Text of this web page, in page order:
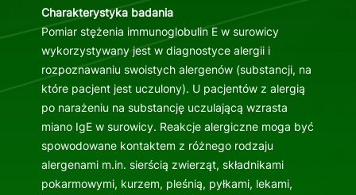
Charakterystyka badania
Pomiar stężenia immunoglobulin E w surowicy
wykorzystywany jest w diagnostyce alergii i
rozpoznawaniu swoistych alergenów (substancji, na
które pacjent jest uczulony). U pacjentów z alergią
po narażeniu na substancję uczulającą wzrasta
miano IgE w surowicy. Reakcje alergiczne moga być
spowodowane kontaktem z różnego rodzaju
alergenami m.in. sierścią zwierząt, składnikami
pokarmowymi, kurzem, pleśnią, pyłkami, lekami,